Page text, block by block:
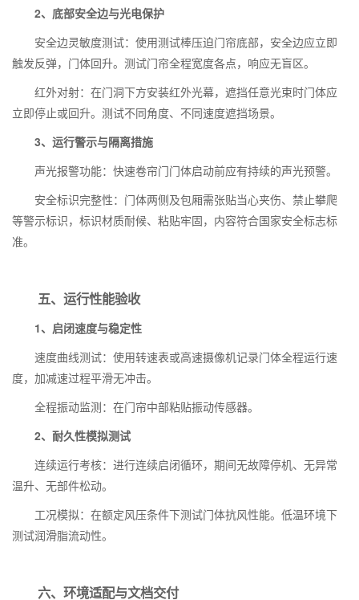
2、底部安全边与光电保护
安全边灵敏度测试：使用测试棒压迫门帘底部，安全边应立即
触发反弹，门体回升。测试门帘全程宽度各点，响应无盲区。
红外对射：在门洞下方安装红外光幕，遮挡任意光束时门体应
立即停止或回升。测试不同角度、不同速度遮挡场景。
3、运行警示与隔离措施
声光报警功能：快速卷帘门门体启动前应有持续的声光预警。
安全标识完整性：门体两侧及包厢需张贴当心夹伤、禁止攀爬
等警示标识，标识材质耐候、粘贴牢固，内容符合国家安全标志标
准。
五、运行性能验收
1、启闭速度与稳定性
速度曲线测试：使用转速表或高速摄像机记录门体全程运行速
度，加减速过程平滑无冲击。
全程振动监测：在门帘中部粘贴振动传感器。
2、耐久性模拟测试
连续运行考核：进行连续启闭循环，期间无故障停机、无异常
温升、无部件松动。
工况模拟：在额定风压条件下测试门体抗风性能。低温环境下
测试润滑脂流动性。
六、环境适配与文档交付